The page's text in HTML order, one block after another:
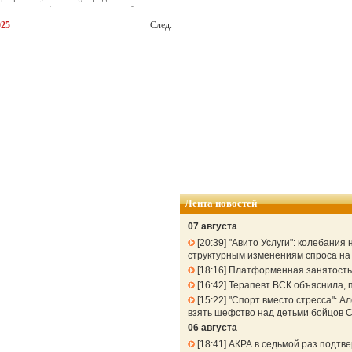
а платформа уже доступна бесплатно
След.
Лента новостей
07 августа
20:39 "Авито Услуги":
структурным изменениям спроса
18:16
Платформенная
16:42 Терапевт ВСК объяснила,
15:22 "Спорт вместо стресса":
взять шефство над детьми бойцов
06 августа
18:41 АКРА в седьмой раз